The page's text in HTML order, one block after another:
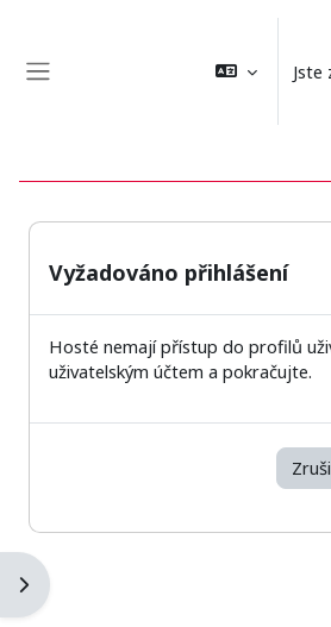
Jste
Otevřít panel bloku
Vyžadováno přihlášení
Hosté nemají přístup do profilů
uživatelským účtem a pokračujte.